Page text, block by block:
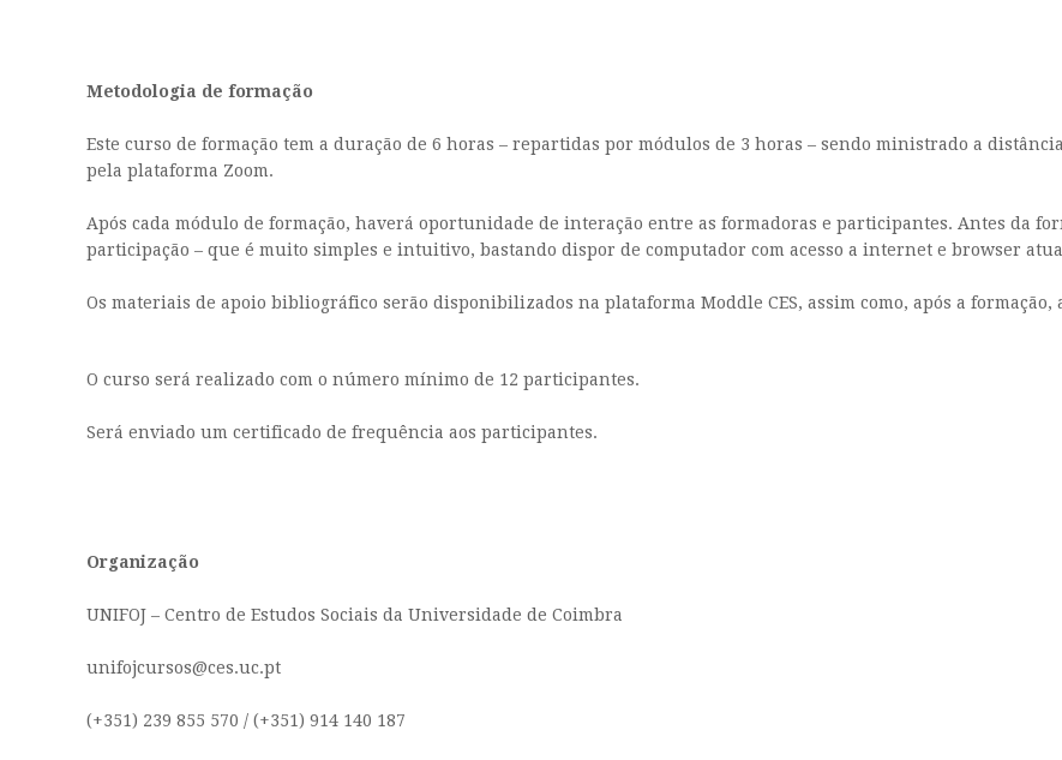
Metodologia de formação
Este curso de formação tem a duração de 6 horas – repartidas por módulos de 3 horas – sendo ministrado a
pela plataforma Zoom.
Após cada módulo de formação, haverá oportunidade de interação entre as formadoras e participantes. Antes da
participação – que é muito simples e intuitivo, bastando dispor de computador com acesso a internet e browser
Os materiais de apoio bibliográfico serão disponibilizados na plataforma Moddle CES, assim como, após a formação,
O curso será realizado com o número mínimo de 12 participantes.
Será enviado um certificado de frequência aos participantes.
Organização
UNIFOJ – Centro de Estudos Sociais da Universidade de Coimbra
unifojcursos@ces.uc.pt
(+351) 239 855 570 / (+351) 914 140 187